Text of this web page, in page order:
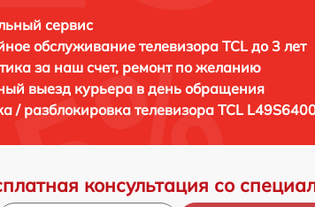
сервис
обслуживание телевизора TCL до 3 лет
за наш счет, ремонт по желанию
выезд курьера в день обращения
/ разблокировка телевизора TCL
консультация со